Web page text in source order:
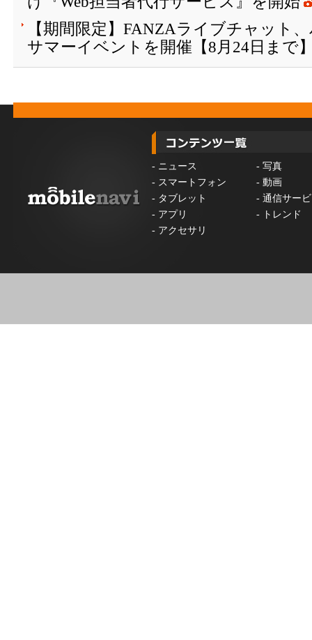
【期間限定】FANZAライブチャット
サマーイベントを開催【8月24日まで
- ニュース - 写真
- スマートフォン - 動画
- タブレット - 通信サー
- アプリ -
トレンド
- アクセサリ